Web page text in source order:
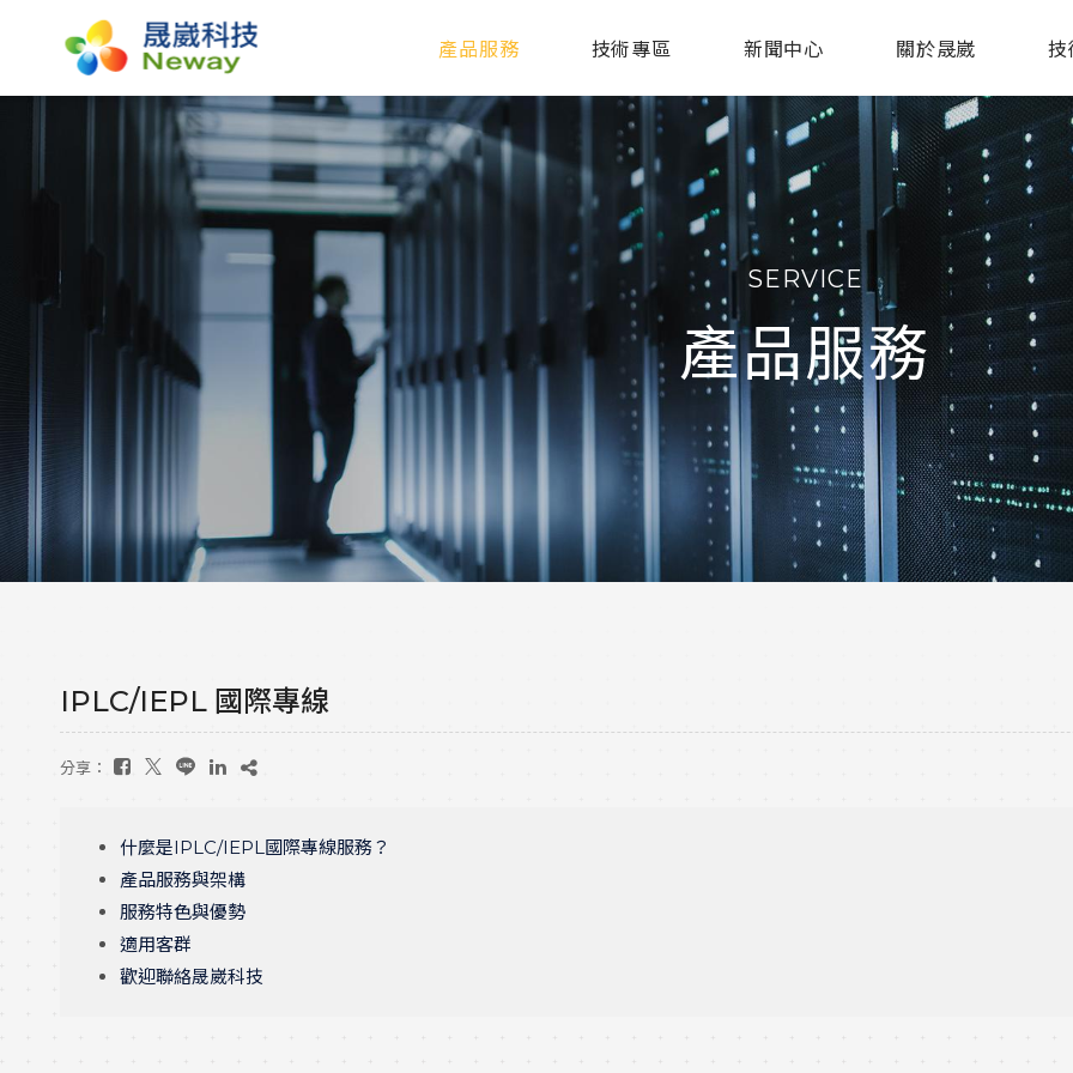
產品服務 技術專區 新聞中心 關於晟崴 技
SERVICE
產品服務
IPLC/IEPL 國際專線
分享：
什麼是IPLC/IEPL國際專線服務？
產品服務與架構
服務特色與優勢
適用客群
歡迎聯絡晟崴科技
新聞中心
關於晟崴